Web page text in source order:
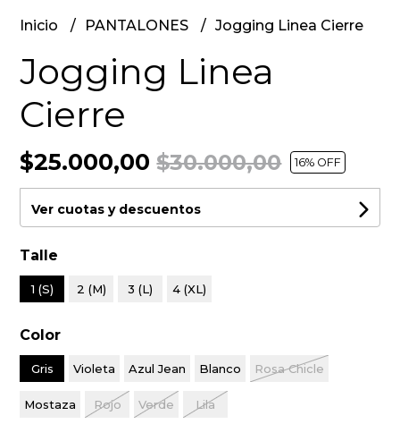
Inicio PANTALONES Jogging Linea Cierre
Jogging Linea
Cierre
$25.000,00$30.000,00 16% OFF
Ver cuotas y descuentos
Talle
1 (S) 2 (M) 3 (L) 4 (XL)
Color
Gris Violeta Azul Jean Blanco Rosa Chicle
Mostaza Rojo Verde Lila